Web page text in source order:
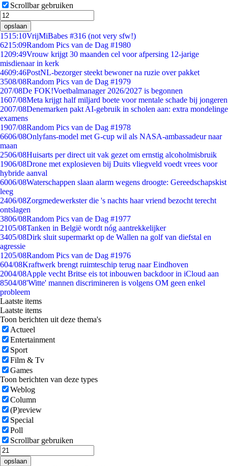
Scrollbar gebruiken
opslaan
1515:10VrijMiBabes #316 (not very sfw!)
6215:09Random Pics van de Dag #1980
1209:49Vrouw krijgt 30 maanden cel voor afpersing 12-jarige
misdienaar in kerk
4609:46PostNL-bezorger steekt bewoner na ruzie over pakket
3508/08Random Pics van de Dag #1979
207/08De FOK!Voetbalmanager 2026/2027 is begonnen
1607/08Meta krijgt half miljard boete voor mentale schade bij jongeren
2007/08Denemarken pakt AI-gebruik in scholen aan: extra mondelinge
examens
1907/08Random Pics van de Dag #1978
6606/08Onlyfans-model met G-cup wil als NASA-ambassadeur naar
maan
2506/08Huisarts per direct uit vak gezet om ernstig alcoholmisbruik
1906/08Drone met explosieven bij Duits vliegveld voedt vrees voor
hybride aanval
6006/08Waterschappen slaan alarm wegens droogte: Gereedschapskist
leeg
2406/08Zorgmedewerkster die 's nachts haar vriend bezocht terecht
ontslagen
3806/08Random Pics van de Dag #1977
2105/08Tanken in België wordt nóg aantrekkelijker
3405/08Dirk sluit supermarkt op de Wallen na golf van diefstal en
agressie
1205/08Random Pics van de Dag #1976
604/08Kraftwerk brengt ruimteschip terug naar Eindhoven
2004/08Apple vecht Britse eis tot inbouwen backdoor in iCloud aan
8504/08'Witte' mannen discrimineren is volgens OM geen enkel
probleem
Laatste items
Laatste items
Toon berichten uit deze thema's
Actueel
Entertainment
Sport
Film & Tv
Games
Toon berichten van deze types
Weblog
Column
(P)review
Special
Poll
Scrollbar gebruiken
opslaan